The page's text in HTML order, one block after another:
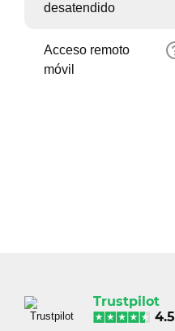
desatendido
Acceso remoto
móvil
Trustpilot
4.5